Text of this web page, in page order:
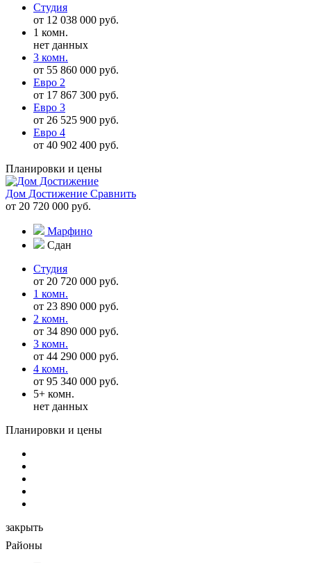
Студия
от 12 038 000 руб.
1 комн.
нет данных
3 комн.
от 55 860 000 руб.
Евро 2
от 17 867 300 руб.
Евро 3
от 26 525 900 руб.
Евро 4
от 40 902 400 руб.
Планировки и цены
Дом Достижение Сравнить
от 20 720 000 руб.
Марфино
Сдан
Студия
от 20 720 000 руб.
1 комн.
от 23 890 000 руб.
2 комн.
от 34 890 000 руб.
3 комн.
от 44 290 000 руб.
4 комн.
от 95 340 000 руб.
5+ комн.
нет данных
Планировки и цены
закрыть
Районы